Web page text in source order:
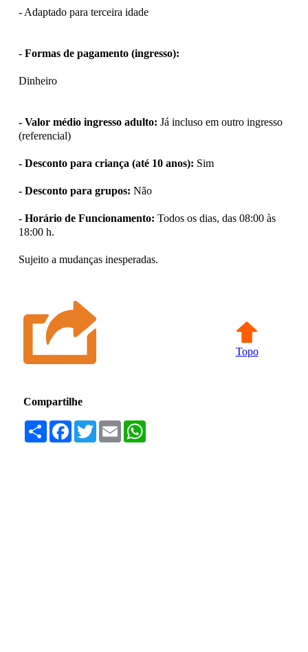
- Adaptado para terceira idade
- Formas de pagamento (ingresso):
Dinheiro
- Valor médio ingresso adulto: Já incluso em outro ingresso
(referencial)
- Desconto para criança (até 10 anos): Sim
- Desconto para grupos: Não
- Horário de Funcionamento: Todos os dias, das 08:00 às
18:00 h.
Sujeito a mudanças inesperadas.
Topo
Compartilhe
Compartilhar
Facebook
TwitterEmail